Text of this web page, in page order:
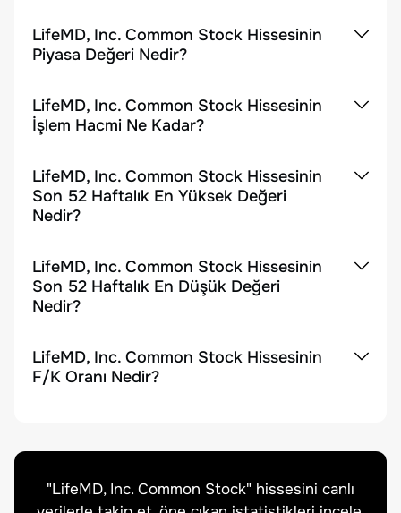
LifeMD, Inc. Common Stock Hissesinin
Piyasa Değeri Nedir?
LifeMD, Inc. Common Stock Hissesinin
İşlem Hacmi Ne Kadar?
LifeMD, Inc. Common Stock Hissesinin
Son 52 Haftalık En Yüksek Değeri
Nedir?
LifeMD, Inc. Common Stock Hissesinin
Son 52 Haftalık En Düşük Değeri
Nedir?
LifeMD, Inc. Common Stock Hissesinin
F/K Oranı Nedir?
"LifeMD, Inc. Common Stock" hissesini canlı